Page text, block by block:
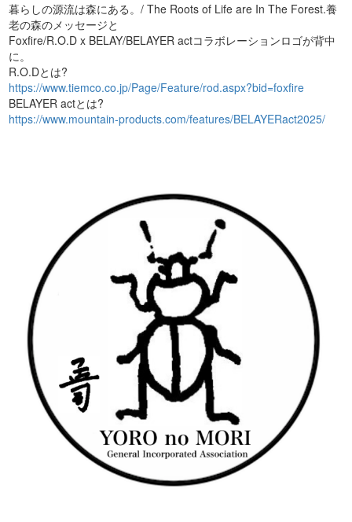
暮らしの源流は森にある。/ The Roots of Life are In The Forest.養
老の森のメッセージと
Foxfire/R.O.D x BELAY/BELAYER actコラボレーションロゴが背中
に。
R.O.Dとは?
https://www.tiemco.co.jp/Page/Feature/rod.aspx?bid=foxfire
BELAYER actとは?
https://www.mountain-products.com/features/BELAYERact2025/